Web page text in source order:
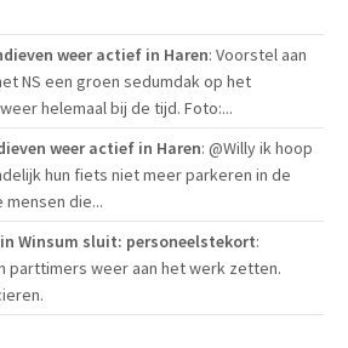
weer actief in Haren: Voorstel aan
NS een groen sedumdak op het
helemaal bij de tijd. Foto:...
weer actief in Haren: @Willy ik hoop
hun fiets niet meer parkeren in de
die...
Winsum sluit: personeelstekort:
parttimers weer aan het werk zetten.